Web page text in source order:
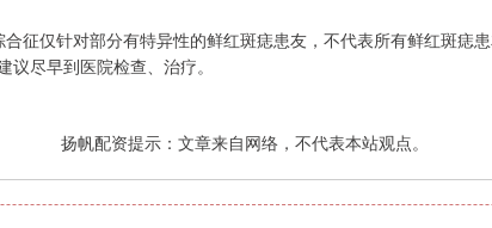
征仅针对部分有特异性的鲜红斑痣患友，不代表所有鲜红斑痣
尽早到医院检查、治疗。
扬帆配资提示：文章来自网络，不代表本站观点。